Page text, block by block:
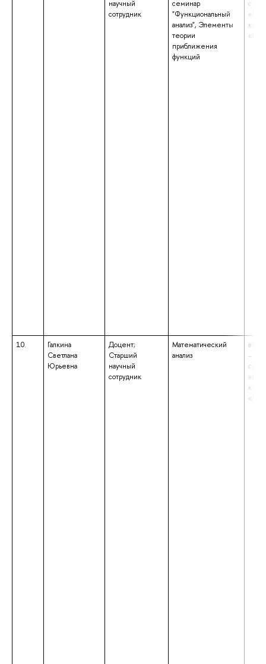
научный
сотрудник
семинар
"Функциональный
анализ", Элементы
теории
приближения
функций
10.
Галкина
Светлана
Юрьевна
Доцент;
Старший
научный
сотрудник
Математический
анализ
–